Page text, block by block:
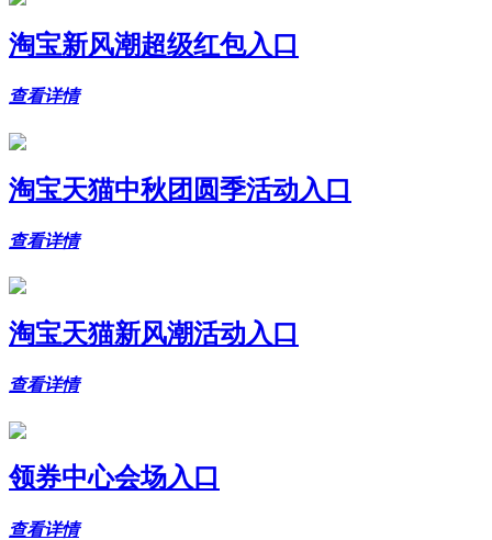
淘宝新风潮超级红包入口
查看详情
淘宝天猫中秋团圆季活动入口
查看详情
淘宝天猫新风潮活动入口
查看详情
领券中心会场入口
查看详情